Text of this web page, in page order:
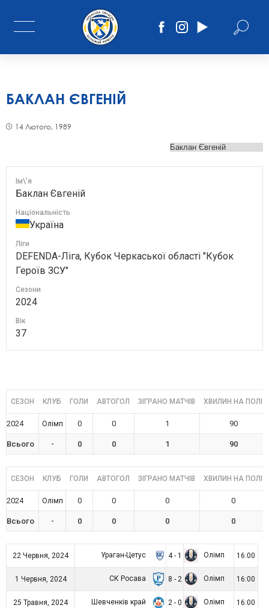
БАКЛАН ЄВГЕНІЙ
14 Лютого, 1989
Ім\'я
Баклан Євгеній
Національність
Україна
Ліги
DEFENDA-Ліга, Кубок Черкаської області "Кубок
Героїв ЗСУ"
Сезони
2024
Вік
37
СЕЗОН КЛУБ ГОЛИ АВТОГОЛ ЗІГРАНО МАТЧІВ ХВИЛИН НА ПОЛІ
2024 Олімп 0 0 1 90
Всього - 0 0 1 90
СЕЗОН КЛУБ ГОЛИ АВТОГОЛ ЗІГРАНО МАТЧІВ ХВИЛИН НА ПОЛІ
2024 Олімп 0 0 0 0
Всього - 0 0 0 0
22 Червня, 2024 Ураган-Цетус 4 - 1 Олімп 16:00
1 Червня, 2024 СК Росава 8 - 2 Олімп 16:00
25 Травня, 2024 Шевченків край 2 - 0 Олімп 16:00